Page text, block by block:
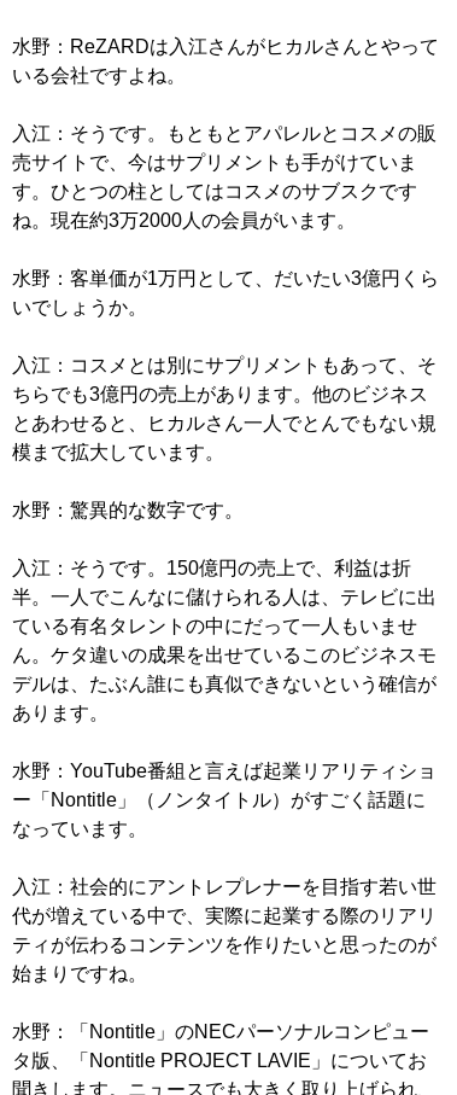
水野：ReZARDは入江さんがヒカルさんとやって
いる会社ですよね。
入江：そうです。もともとアパレルとコスメの販
売サイトで、今はサプリメントも手がけていま
す。ひとつの柱としてはコスメのサブスクです
ね。現在約3万2000人の会員がいます。
水野：客単価が1万円として、だいたい3億円くら
いでしょうか。
入江：コスメとは別にサプリメントもあって、そ
ちらでも3億円の売上があります。他のビジネス
とあわせると、ヒカルさん一人でとんでもない規
模まで拡大しています。
水野：驚異的な数字です。
入江：そうです。150億円の売上で、利益は折
半。一人でこんなに儲けられる人は、テレビに出
ている有名タレントの中にだって一人もいませ
ん。ケタ違いの成果を出せているこのビジネスモ
デルは、たぶん誰にも真似できないという確信が
あります。
水野：YouTube番組と言えば起業リアリティショ
ー「Nontitle」（ノンタイトル）がすごく話題に
なっています。
入江：社会的にアントレプレナーを目指す若い世
代が増えている中で、実際に起業する際のリアリ
ティが伝わるコンテンツを作りたいと思ったのが
始まりですね。
水野：「Nontitle」のNECパーソナルコンピュー
タ版、「Nontitle PROJECT LAVIE」についてお
聞きします。ニュースでも大きく取り上げられ、